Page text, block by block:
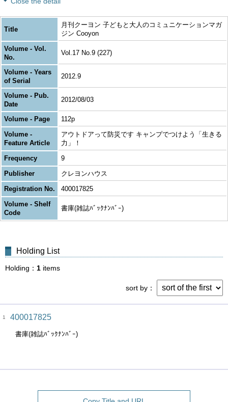
Title
月刊クーヨン 子どもと大人のコミュニケーションマガ
ジン Cooyon
Volume - Vol.
No.
Vol.17 No.9 (227)
Volume - Years
of Serial
2012.9
Volume - Pub.
Date
2012/08/03
Volume - Page
112p
Volume -
Feature Article
アウトドアって防災です キャンプでつけよう「生きる
力」！
Frequency
9
Publisher
クレヨンハウス
Registration No.
400017825
Volume - Shelf
Code
書庫(雑誌ﾊﾞｯｸﾅﾝﾊﾞｰ)
Holding List
Holding 1 items
sort by
1 400017825
書庫(雑誌ﾊﾞｯｸﾅﾝﾊﾞｰ)